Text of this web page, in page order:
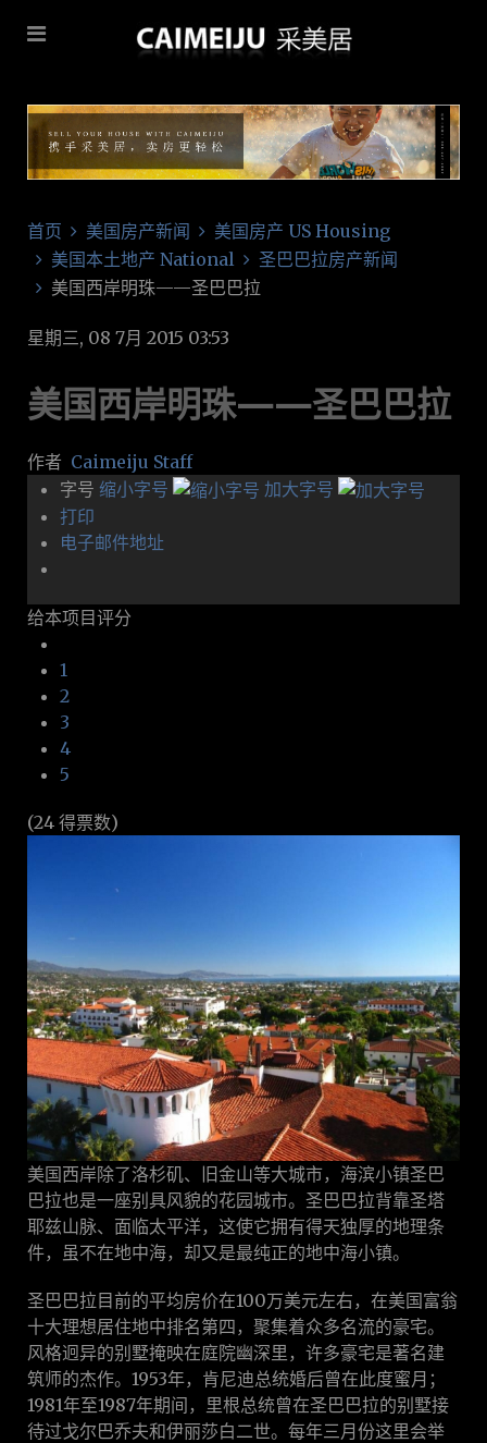
首页 美国房产新闻
美国房产 US Housing
美国本土地产 National
圣巴巴拉房产新闻
美国西岸明珠——圣巴巴拉
星期三, 08 7月 2015 03:53
美国西岸明珠——圣巴巴拉
作者 Caimeiju Staff
字号 缩小字号
加大字号
打印
电子邮件地址
给本项目评分
1
2
3
4
5
(24 得票数)
美国西岸除了洛杉矶、旧金山等大城市，海滨小镇圣巴
巴拉也是一座别具风貌的花园城市。圣巴巴拉背靠圣塔
耶兹山脉、面临太平洋，这使它拥有得天独厚的地理条
件，虽不在地中海，却又是最纯正的地中海小镇。
圣巴巴拉目前的平均房价在100万美元左右，在美国富翁
十大理想居住地中排名第四，聚集着众多名流的豪宅。
风格迥异的别墅掩映在庭院幽深里，许多豪宅是著名建
筑师的杰作。1953年，肯尼迪总统婚后曾在此度蜜月；
1981年至1987年期间，里根总统曾在圣巴巴拉的别墅接
待过戈尔巴乔夫和伊丽莎白二世。每年三月份这里会举